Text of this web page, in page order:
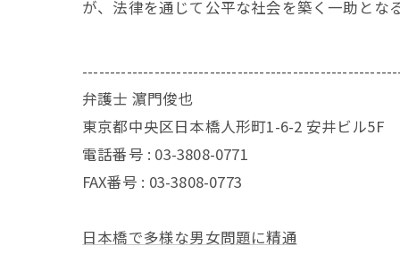
が、法律を通じて公平な社会を築く一助とな
弁護士 濵門俊也
東京都中央区日本橋人形町1-6-2 安井ビル5F
電話番号 : 03-3808-0771
FAX番号 : 03-3808-0773
日本橋で多様な男女問題に精通